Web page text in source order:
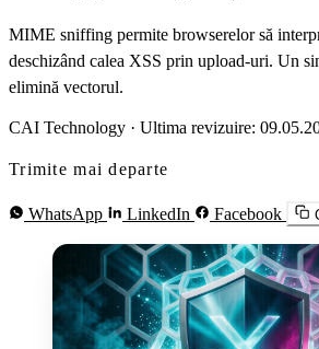
MIME sniffing permite browserelor să
deschizând calea XSS prin upload-uri. Un
elimină vectorul.
CAI Technology · Ultima revizuire:
Trimite mai departe
WhatsApp LinkedIn Facebook